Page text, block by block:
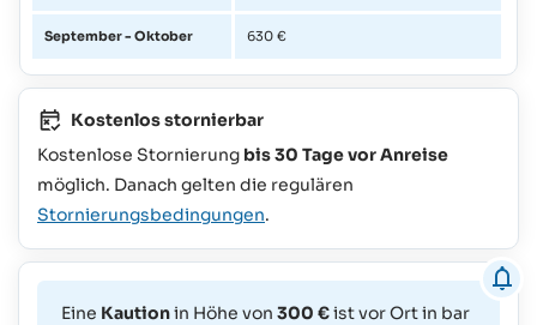
September - Oktober 630 €
Kostenlos stornierbar
Kostenlose Stornierung bis 30 Tage vor Anreise
möglich. Danach gelten die regulären
Stornierungsbedingungen.
Eine Kautionin Höhe von 300 €ist vor Ort in bar